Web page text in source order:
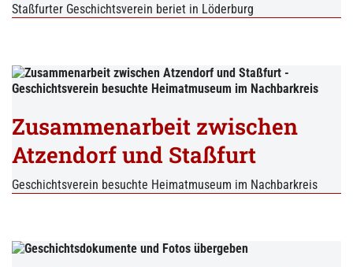
Staßfurter Geschichtsverein beriet in Löderburg
Zusammenarbeit zwischen
Atzendorf und Staßfurt
Geschichtsverein besuchte Heimatmuseum im Nachbarkreis